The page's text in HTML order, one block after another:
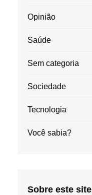
Opinião
Saúde
Sem categoria
Sociedade
Tecnologia
Você sabia?
Sobre este site